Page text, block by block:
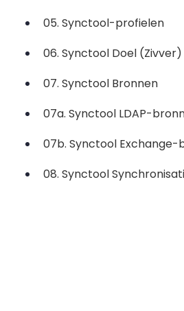
05. Synctool-profielen
06. Synctool Doel (Zivver)
07. Synctool Bronnen
07a. Synctool LDAP-
07b. Synctool Exchange-
08. Synctool